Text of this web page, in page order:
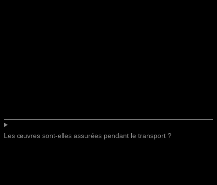
Les œuvres sont-elles assurées pendant le transport ?